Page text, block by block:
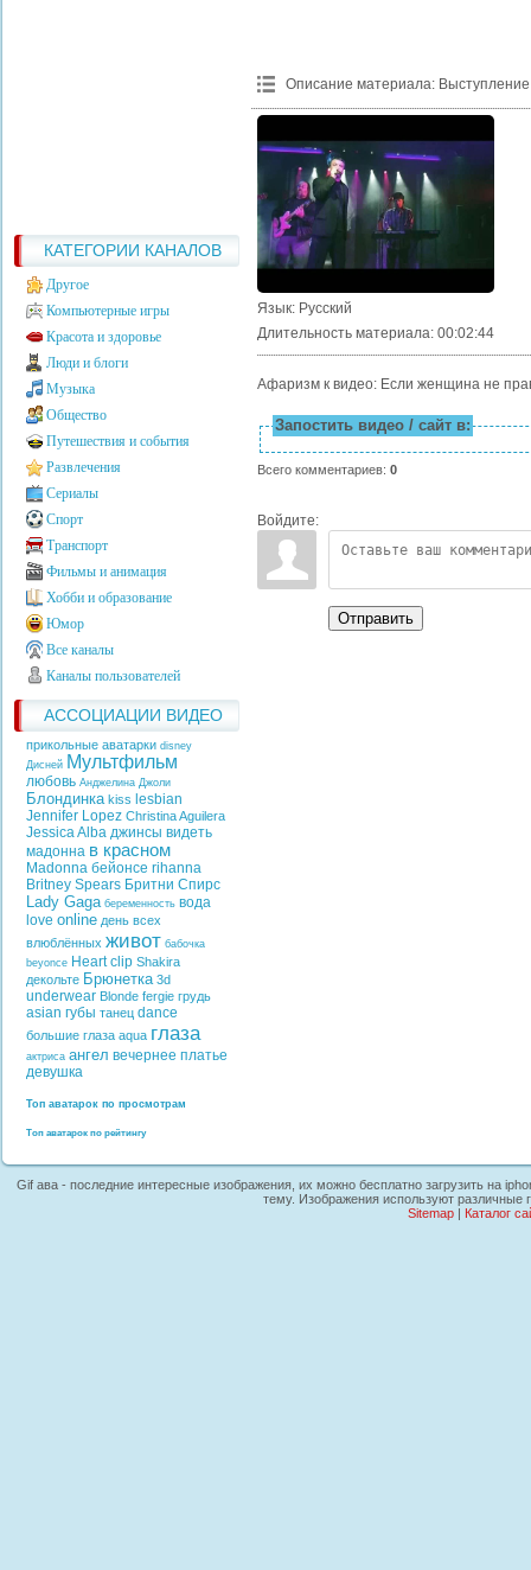
КАТЕГОРИИ КАНАЛОВ
Другое
Компьютерные игры
Красота и здоровье
Люди и блоги
Музыка
Общество
Путешествия и события
Развлечения
Сериалы
Спорт
Транспорт
Фильмы и анимация
Хобби и образование
Юмор
Все каналы
Каналы пользователей
АССОЦИАЦИИ ВИДЕО
прикольные аватарки disney
Дисней Мультфильм
любовь Анджелина Джоли
Блондинка kiss lesbian
Jennifer Lopez Christina Aguilera
Jessica Alba джинсы видеть
мадонна в красном
Madonna бейонсе rihanna
Britney Spears Бритни Спирс
Lady Gaga беременность вода
love online день всех
влюблённых живот бабочка
beyonce Heart clip Shakira
декольте Брюнетка 3d
underwear Blonde fergie грудь
asian губы танец dance
большие глаза aqua глаза
актриса ангел вечернее платье
девушка
Топ аватарок по просмотрам
Топ аватарок по рейтингу
Описание материала:
Язык: Русский
Длительность материала: 00:02:44
Афаризм к видео: Если женщина не
Запостить видео / сайт в:
Всего комментариев: 0
Войдите:
Отправить
Gif ава - последние интересные изображения, их можно бесплатно загрузить на
тему. Изображения используют различные
Sitemap| Каталог